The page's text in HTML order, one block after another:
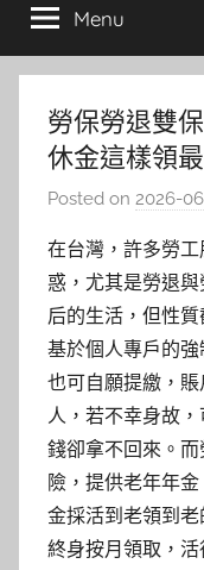
Menu
勞保勞退雙
休金這樣領
Posted on 2026-
在台灣，許多勞
惑，尤其是勞退
后的生活，但性
基於個人專戶的
也可自願提繳，
人，若不幸身故
錢卻拿不回來。
險，提供老年年
金採活到老領到
終身按月領取，